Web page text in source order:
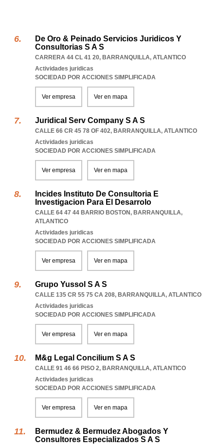
De Oro & Peinado Servicios Juridicos Y
Consultorias S A S
CARRERA 44 CL 41 20, BARRANQUILLA, ATLANTICO
Actividades juridicas
SOCIEDAD POR ACCIONES SIMPLIFICADA
Ver empresa Ver en mapa
Juridical Serv Company S A S
CALLE 66 CR 45 78 OF 402, BARRANQUILLA, ATLANTICO
Actividades juridicas
SOCIEDAD POR ACCIONES SIMPLIFICADA
Ver empresa Ver en mapa
Incides Instituto De Consultoria E
Investigacion Para El Desarrolo
CALLE 64 47 44 BARRIO BOSTON, BARRANQUILLA,
ATLANTICO
Actividades juridicas
SOCIEDAD POR ACCIONES SIMPLIFICADA
Ver empresa Ver en mapa
Grupo Yussol S A S
CALLE 135 CR 55 75 CA 208, BARRANQUILLA, ATLANTICO
Actividades juridicas
SOCIEDAD POR ACCIONES SIMPLIFICADA
Ver empresa Ver en mapa
M&g Legal Concilium S A S
CALLE 91 46 66 PISO 2, BARRANQUILLA, ATLANTICO
Actividades juridicas
SOCIEDAD POR ACCIONES SIMPLIFICADA
Ver empresa Ver en mapa
Bermudez & Bermudez Abogados Y
Consultores Especializados S A S